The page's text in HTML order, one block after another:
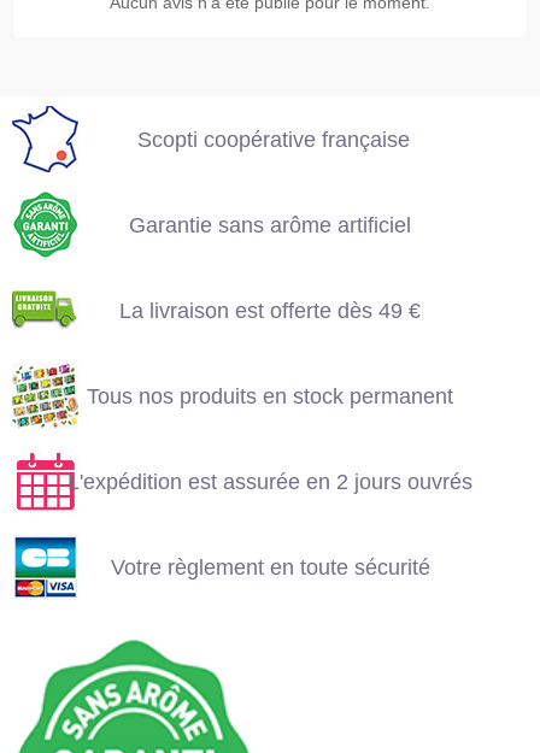
Scopti coopérative
Scopti coopérative française
Garantie sans arôme
artificiel
Garantie sans arôme artificiel
La livraison est offerte
dès 49 €
La livraison est offerte dès 49 €
Tous nos produits en
stock permanent
Tous nos produits en stock permanent
L'expédition est
assurée en 2 jours
ouvrés
L'expédition est assurée en 2 jours ouvrés
Votre règlement en
toute sécurité
Votre règlement en toute sécurité